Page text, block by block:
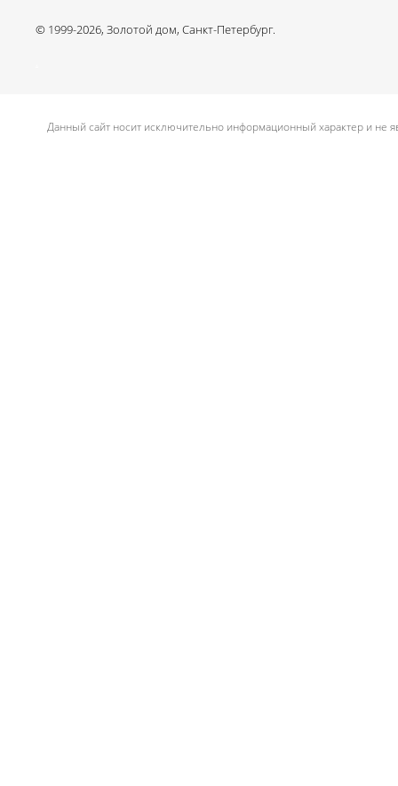
© 1999-2026, Золотой дом, Санкт-Петербург.
Данный сайт носит исключительно информационный характер и не